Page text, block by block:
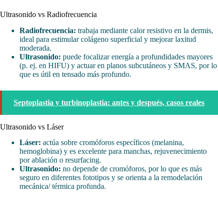
Ultrasonido vs Radiofrecuencia
Radiofrecuencia: trabaja mediante calor resistivo en la dermis,
ideal para estimular colágeno superficial y mejorar laxitud
moderada.
Ultrasonido: puede focalizar energía a profundidades mayores
(p. ej. en HIFU) y actuar en planos subcutáneos y SMAS, por lo
que es útil en tensado más profundo.
Septoplastia y turbinoplastia: antes y después, casos reales
Ultrasonido vs Láser
Láser: actúa sobre cromóforos específicos (melanina,
hemoglobina) y es excelente para manchas, rejuvenecimiento
por ablación o resurfacing.
Ultrasonido: no depende de cromóforos, por lo que es más
seguro en diferentes fototipos y se orienta a la remodelación
mecánica/ térmica profunda.